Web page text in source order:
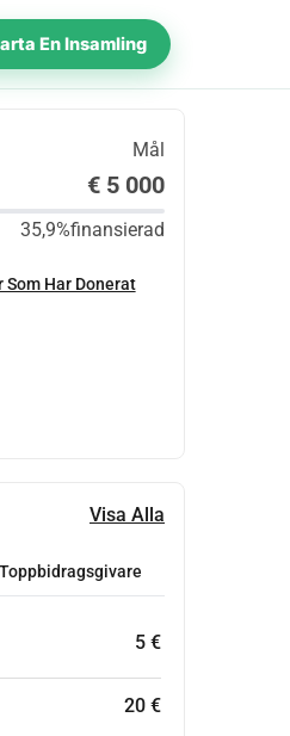
En Insamling
Mål
€ 5 000
35,9%finansierad
Som Har Donerat
Visa Alla
Toppbidragsgivare
5 €
20 €